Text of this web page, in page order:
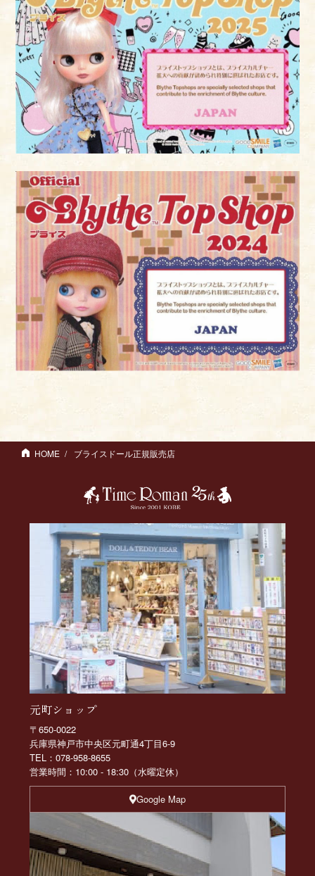
HOME ブライスドール正規販売店
元町ショップ
〒650-0022
兵庫県神戸市中央区元町通4丁目6-9
TEL：078-958-8655
営業時間：10:00 - 18:30（水曜定休）
Google Map